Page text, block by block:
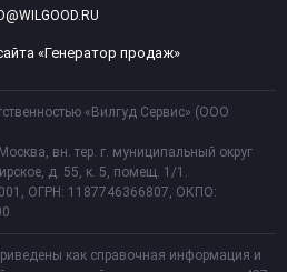
«Генератор продаж»
«Вилгуд Сервис» (ООО
вн. тер. г. муниципальный округ
д. 55, к. 5, помещ. 1/1.
ОГРН: 1187746366807, ОКПО:
как справочная информация и